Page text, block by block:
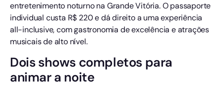
entretenimento noturno na Grande Vitória. O passaporte
individual custa R$ 220 e dá direito a uma experiência
all-inclusive, com gastronomia de excelência e atrações
musicais de alto nível.
Dois shows completos para
animar a noite